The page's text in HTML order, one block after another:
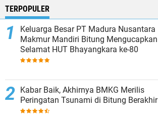
TERPOPULER
Keluarga Besar PT Madura Nusantara
Makmur Mandiri Bitung Mengucapkan
Selamat HUT Bhayangkara ke-80
Kabar Baik, Akhirnya BMKG Merilis
Peringatan Tsunami di Bitung Berakhir